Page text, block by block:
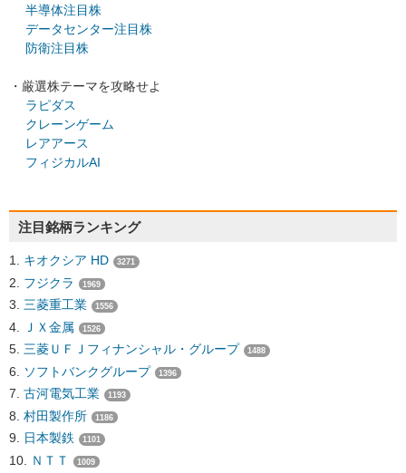
半導体注目株
データセンター注目株
防衛注目株
・厳選株テーマを攻略せよ
ラピダス
クレーンゲーム
レアアース
フィジカルAI
注目銘柄ランキング
キオクシア HD 3271
フジクラ 1969
三菱重工業 1556
ＪＸ金属 1526
三菱ＵＦＪフィナンシャル・グループ 1488
ソフトバンクグループ 1396
古河電気工業 1193
村田製作所 1186
日本製鉄 1101
ＮＴＴ 1009